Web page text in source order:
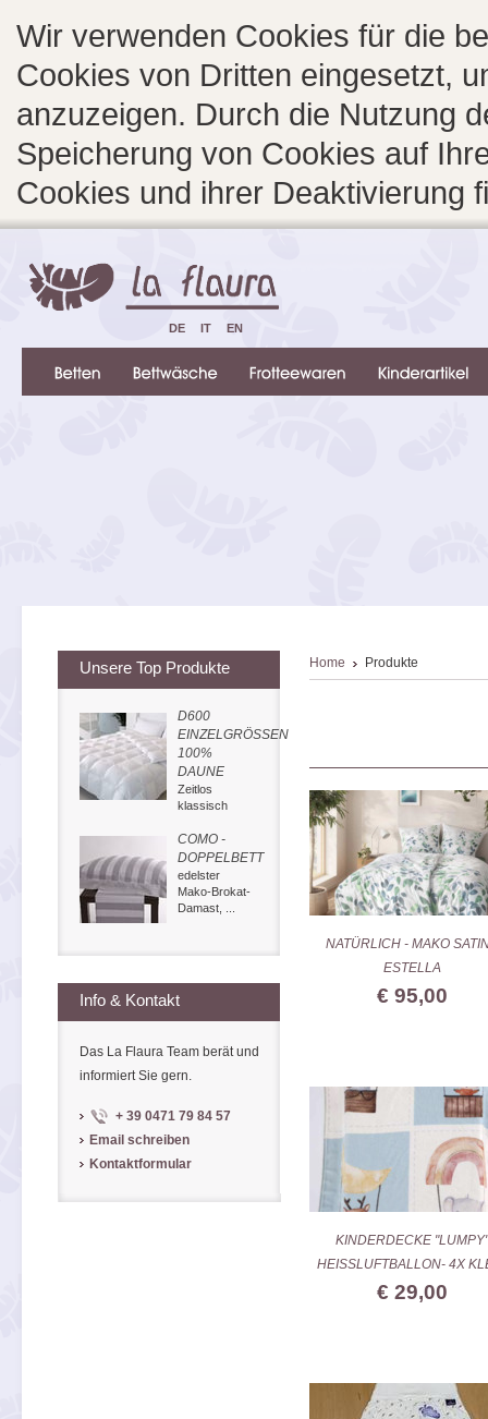
Wir verwenden Cookies für die
Cookies von Dritten eingesetzt,
anzuzeigen. Durch die Nutzung
Speicherung von Cookies auf
Cookies und ihrer Deaktivierung
Home Produkte
NATÜRLICH - MAKO
ESTELLA
€ 95,00
KINDERDECKE "LUMPY"
HEISSLUFTBALLON- 4X
€ 29,00
Unsere Top Produkte
D600
EINZELGRÖSSEN
100%
DAUNE
Zeitlos
klassisch
COMO -
DOPPELBETT
edelster
Mako-Brokat-
Damast, ...
Info & Kontakt
Das La Flaura Team berät und
informiert Sie gern.
+ 39 0471 79 84 57
Email schreiben
Kontaktformular
DE IT EN